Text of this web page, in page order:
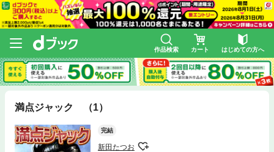
作品検索 カート はじめての方へ
満点ジャック （1）
完結
新田たつお